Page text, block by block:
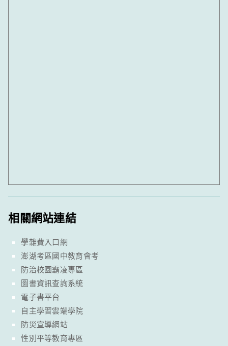
相關網站連結
學雜費入口網
澎湖考區國中教育會考
防治校園霸凌專區
圖書資訊查詢系統
電子書平台
自主學習雲端學院
防災宣導網站
性別平等教育專區